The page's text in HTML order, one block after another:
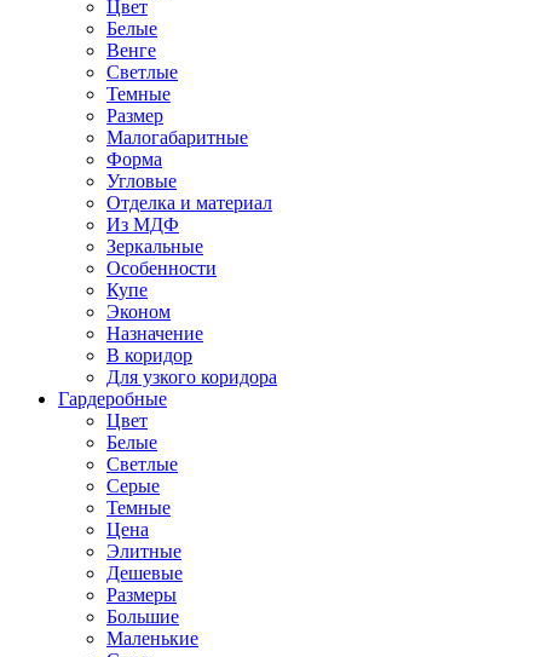
Цвет
Белые
Венге
Светлые
Темные
Размер
Малогабаритные
Форма
Угловые
Отделка и материал
Из МДФ
Зеркальные
Особенности
Купе
Эконом
Назначение
В коридор
Для узкого коридора
Гардеробные
Цвет
Белые
Светлые
Серые
Темные
Цена
Элитные
Дешевые
Размеры
Большие
Маленькие